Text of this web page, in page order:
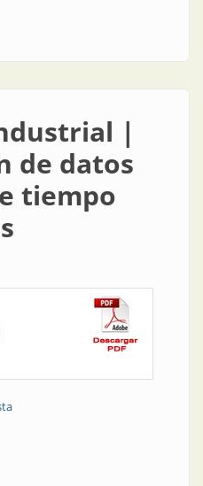
SCADA iFIX 5.9
|
de datos
tiempo